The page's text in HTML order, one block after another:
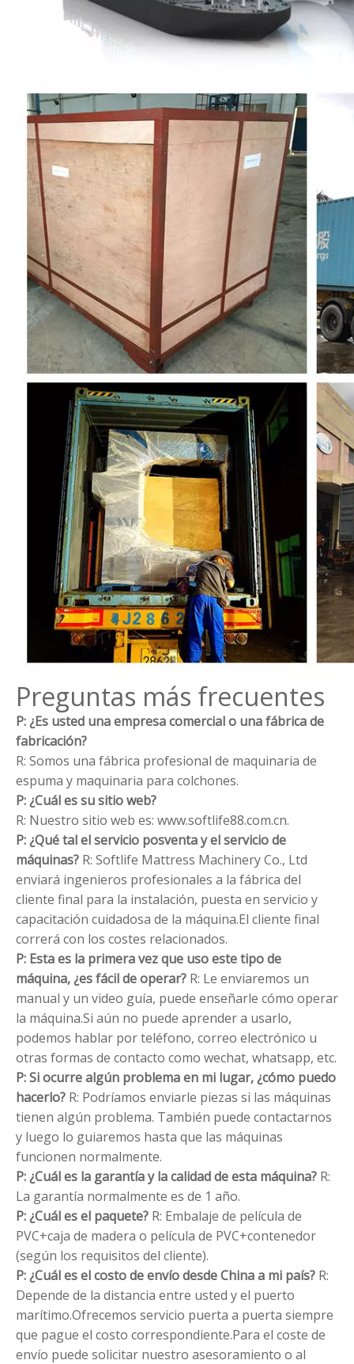
Preguntas más frecuentes
P: ¿Es usted una empresa comercial o una fábrica de
fabricación?
R: Somos una fábrica profesional de maquinaria de
espuma y maquinaria para colchones.
P: ¿Cuál es su sitio web?
R: Nuestro sitio web es: www.softlife88.com.cn.
P: ¿Qué tal el servicio posventa y el servicio de
máquinas? R: Softlife Mattress Machinery Co., Ltd
enviará ingenieros profesionales a la fábrica del
cliente final para la instalación, puesta en servicio y
capacitación cuidadosa de la máquina.El cliente final
correrá con los costes relacionados.
P: Esta es la primera vez que uso este tipo de
máquina, ¿es fácil de operar? R: Le enviaremos un
manual y un video guía, puede enseñarle cómo operar
la máquina.Si aún no puede aprender a usarlo,
podemos hablar por teléfono, correo electrónico u
otras formas de contacto como wechat, whatsapp, etc.
P: Si ocurre algún problema en mi lugar, ¿cómo puedo
hacerlo? R: Podríamos enviarle piezas si las máquinas
tienen algún problema. También puede contactarnos
y luego lo guiaremos hasta que las máquinas
funcionen normalmente.
P: ¿Cuál es la garantía y la calidad de esta máquina? R:
La garantía normalmente es de 1 año.
P: ¿Cuál es el paquete? R: Embalaje de película de
PVC+caja de madera o película de PVC+contenedor
(según los requisitos del cliente).
P: ¿Cuál es el costo de envío desde China a mi país? R:
Depende de la distancia entre usted y el puerto
marítimo.Ofrecemos servicio puerta a puerta siempre
que pague el costo correspondiente.Para el coste de
envío puede solicitar nuestro asesoramiento o al